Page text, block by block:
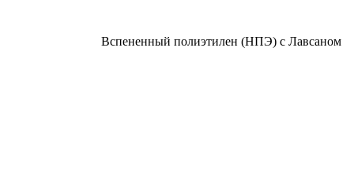
Вспененный полиэтилен (НПЭ) с Лавсаном